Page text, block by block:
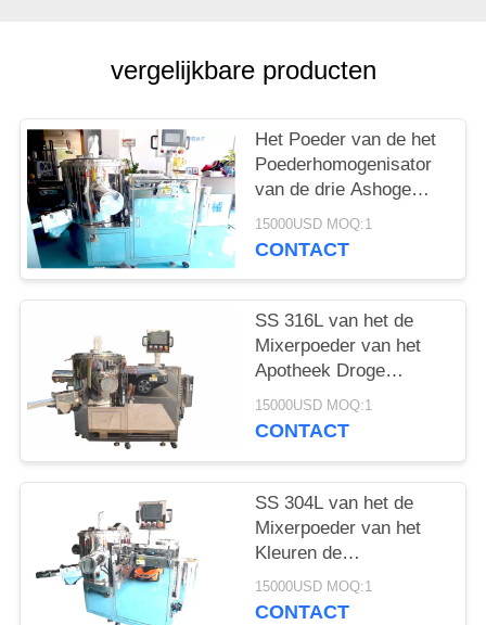
vergelijkbare producten
Het Poeder van de het
Poederhomogenisator
van de drie Ashoge
snelheid Kosmetische
het Mengen zich
15000USD MOQ:1
CONTACT
SS 316L van het de
Mixerpoeder van het
Apotheek Droge
Poeder de
Homogenisatormixer
15000USD MOQ:1
CONTACT
SS 304L van het de
Mixerpoeder van het
Kleuren de
Kosmetische Droge
Poeder Homogenisator
15000USD MOQ:1
CONTACT